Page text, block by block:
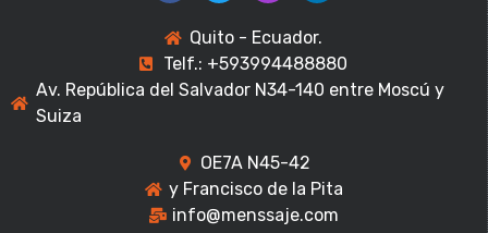
Quito - Ecuador.
Telf.: +593994488880
Av. República del Salvador N34-140 entre Moscú y
Suiza
OE7A N45-42
y Francisco de la Pita
info@menssaje.com